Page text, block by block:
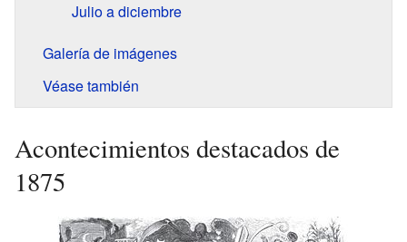
Julio a diciembre
Galería de imágenes
Véase también
Acontecimientos destacados de
1875